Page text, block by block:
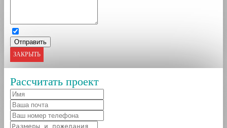
ЗАКРЫТЬ
Рассчитать проект